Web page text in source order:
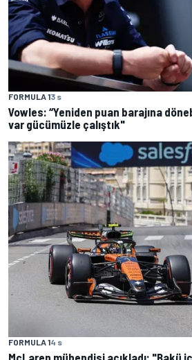
FORMULA 13 s
Vowles: “Yeniden puan barajına
var gücümüzle çalıştık"
FORMULA 14 s
McLaren mühendisi açıkladı: "Bakü